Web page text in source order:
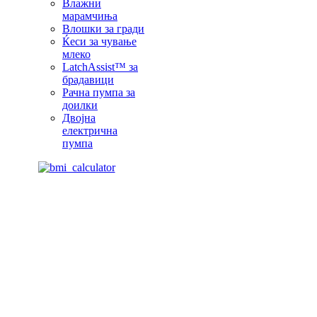
Влажни
марамчиња
Влошки за гради
Ќеси за чување
млеко
LatchAssist™ за
брадавици
Рачна пумпа за
доилки
Двојна
електрична
пумпа